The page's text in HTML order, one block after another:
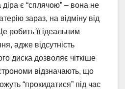
є “сплячою” – вона не
зараз, на відміну від
робить її ідеальним
адже відсутність
диска дозволяє чіткіше
відзначають, що
“прокидатися” під час